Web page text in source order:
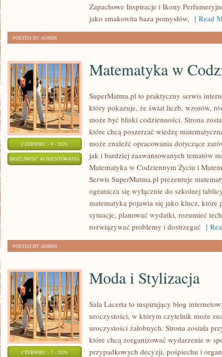
Zapachowe Inspiracje i Ikony
jako smakowita baza pomysłów, [ Read
POSTED BY ADMIN
CZERWIEC - 9 - 2026
MOŻLIWOŚĆ KOMENTOWANIA MATEMATYKA
CODZIENNYM
ŻYCIU
Matematyka w
SuperMatma.pl to praktyczny serwis
który pokazuje, że świat liczb, wzorów,
może być bliski codzienności. Strona
które chcą poszerzać wiedzę
może znaleźć opracowania dotyczące
jak i bardziej zaawansowanych tematów
Matematyka w Codziennym Życiu i
Serwis SuperMatma.pl prezentuje
ogranicza się wyłącznie do szkolnej
matematyka pojawia się jako klucz, które
sytuacje, planować wydatki, rozumieć
rozwiązywać problemy i dostrzegać [
POSTED BY ADMIN
CZERWIEC - 7 - 2026
Moda i Stylizacja
Sala Lacerta to inspirujący blog
uroczystości, w którym czytelnik może
uroczystości żałobnych. Strona została
które chcą zorganizować wydarzenie w
przypadkowych decyzji, pośpiechu i